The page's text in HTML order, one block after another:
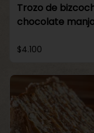
Trozo de
chocolate
$4.100